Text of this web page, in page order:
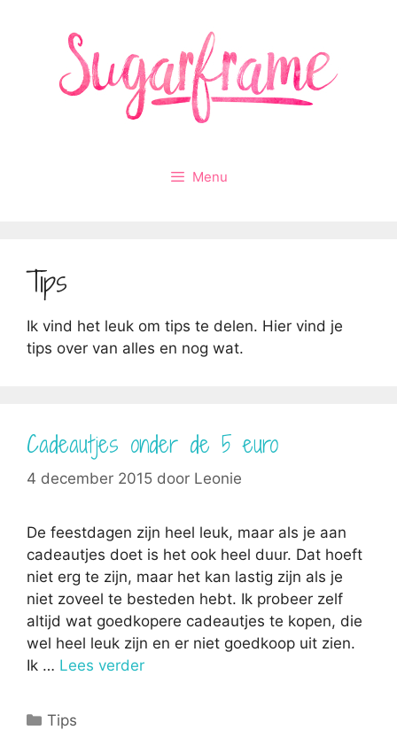
Menu
Tips
Ik vind het leuk om tips te delen. Hier vind je
tips over van alles en nog wat.
Cadeautjes onder de 5 euro
4 december 2015 door Leonie
De feestdagen zijn heel leuk, maar als je aan
cadeautjes doet is het ook heel duur. Dat hoeft
niet erg te zijn, maar het kan lastig zijn als je
niet zoveel te besteden hebt. Ik probeer zelf
altijd wat goedkopere cadeautjes te kopen, die
wel heel leuk zijn en er niet goedkoop uit zien.
Ik … Lees verder
Categorieën
Tips